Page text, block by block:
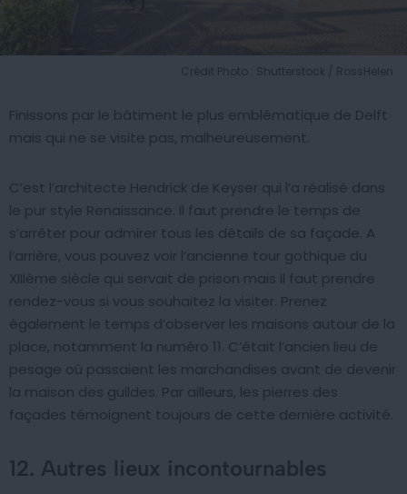
Crédit Photo : Shutterstock / RossHelen
Finissons par le bâtiment le plus emblématique de Delft
mais qui ne se visite pas, malheureusement.
C’est l’architecte Hendrick de Keyser qui l’a réalisé dans
le pur style Renaissance. Il faut prendre le temps de
s’arrêter pour admirer tous les détails de sa façade. A
l’arrière, vous pouvez voir l’ancienne tour gothique du
XIIIème siècle qui servait de prison mais il faut prendre
rendez-vous si vous souhaitez la visiter. Prenez
également le temps d’observer les maisons autour de la
place, notamment la numéro 11. C’était l’ancien lieu de
pesage où passaient les marchandises avant de devenir
la maison des guildes. Par ailleurs, les pierres des
façades témoignent toujours de cette dernière activité.
12. Autres lieux incontournables